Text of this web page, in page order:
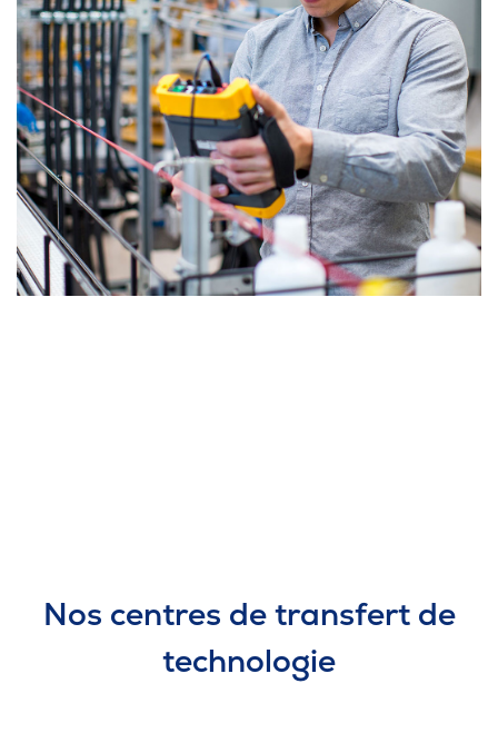
Nos centres de transfert de
technologie